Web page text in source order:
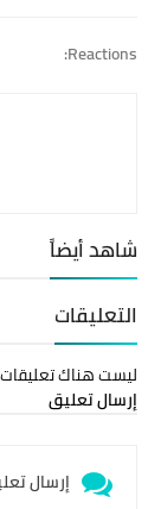
Reactions:
شاهد أيضاً
التعليقات
ليست هناك تعليقات
إرسال تعليق
إرسال